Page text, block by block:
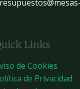
Links
de Cookies
de Privacidad